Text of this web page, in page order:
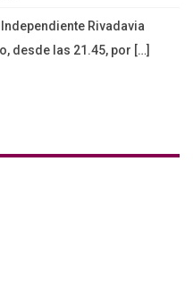
Rivadavia
desde las 21.45, por […]